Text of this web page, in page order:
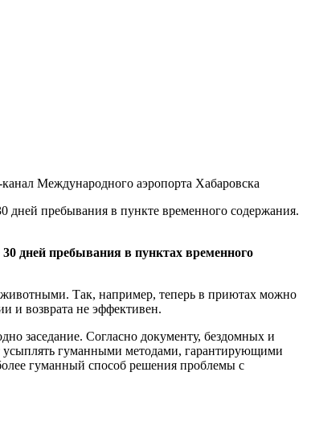
Международного аэропорта Хабаровска
дней пребывания в пункте временного содержания.
дней пребывания в пунктах временного
Так, например, теперь в приютах можно
и возврата не эффективен.
заседание. Согласно документу, бездомных и
усыплять гуманными методами, гарантирующими
гуманный способ решения проблемы с